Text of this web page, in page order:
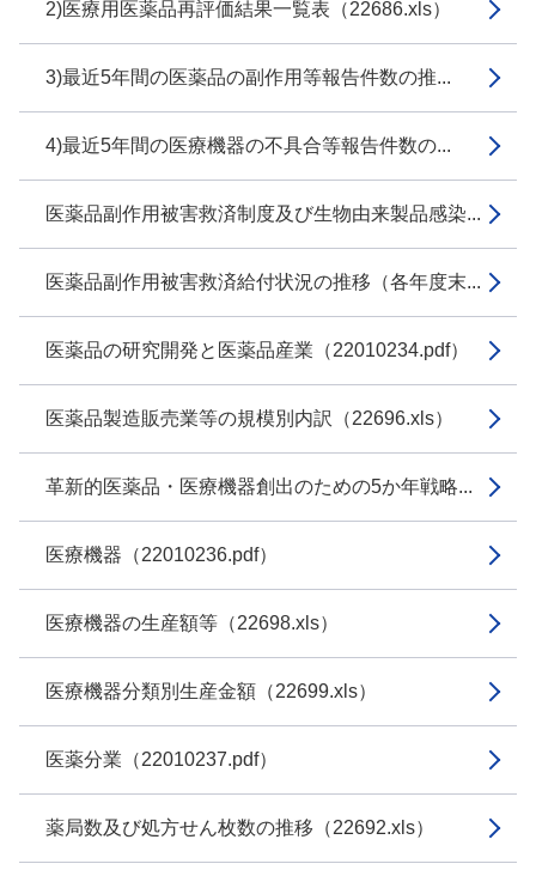
2)医療用医薬品再評価結果一覧表（22686.xls）
3)最近5年間の医薬品の副作用等報告件数の推...
4)最近5年間の医療機器の不具合等報告件数の...
医薬品副作用被害救済制度及び生物由来製品感染...
医薬品副作用被害救済給付状況の推移（各年度末...
医薬品の研究開発と医薬品産業（22010234.pdf）
医薬品製造販売業等の規模別内訳（22696.xls）
革新的医薬品・医療機器創出のための5か年戦略...
医療機器（22010236.pdf）
医療機器の生産額等（22698.xls）
医療機器分類別生産金額（22699.xls）
医薬分業（22010237.pdf）
薬局数及び処方せん枚数の推移（22692.xls）